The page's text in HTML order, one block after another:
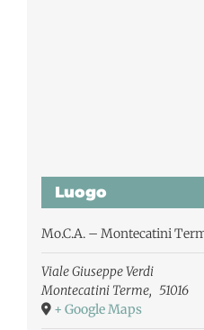
Luogo
Mo.C.A. – Montecatini
Viale Giuseppe Verdi
Montecatini Terme, 51016
+ Google Maps